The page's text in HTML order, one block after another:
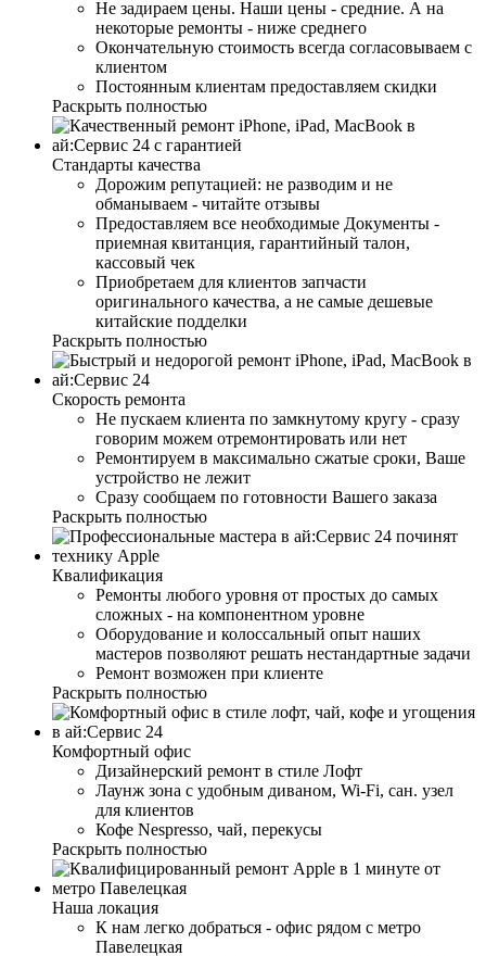
Не задираем цены. Наши цены - средние. А на
некоторые ремонты - ниже среднего
Окончательную стоимость всегда согласовываем с
клиентом
Постоянным клиентам предоставляем скидки
Раскрыть полностью
Стандарты качества
Дорожим репутацией: не разводим и не
обманываем - читайте отзывы
Предоставляем все необходимые Документы -
приемная квитанция, гарантийный талон,
кассовый чек
Приобретаем для клиентов запчасти
оригинального качества, а не самые дешевые
китайские подделки
Раскрыть полностью
Скорость ремонта
Не пускаем клиента по замкнутому кругу - сразу
говорим можем отремонтировать или нет
Ремонтируем в максимально сжатые сроки, Ваше
устройство не лежит
Сразу сообщаем по готовности Вашего заказа
Раскрыть полностью
Квалификация
Ремонты любого уровня от простых до самых
сложных - на компонентном уровне
Оборудование и колоссальный опыт наших
мастеров позволяют решать нестандартные задачи
Ремонт возможен при клиенте
Раскрыть полностью
Комфортный офис
Дизайнерский ремонт в стиле Лофт
Лаунж зона с удобным диваном, Wi-Fi, сан. узел
для клиентов
Кофе Nespresso, чай, перекусы
Раскрыть полностью
Наша локация
К нам легко добраться - офис рядом с метро
Павелецкая